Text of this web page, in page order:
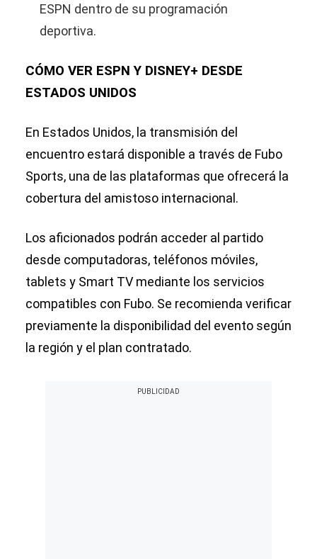
ESPN dentro de su programación
deportiva.
CÓMO VER ESPN Y DISNEY+ DESDE
ESTADOS UNIDOS
En Estados Unidos, la transmisión del
encuentro estará disponible a través de Fubo
Sports, una de las plataformas que ofrecerá la
cobertura del amistoso internacional.
Los aficionados podrán acceder al partido
desde computadoras, teléfonos móviles,
tablets y Smart TV mediante los servicios
compatibles con Fubo. Se recomienda verificar
previamente la disponibilidad del evento según
la región y el plan contratado.